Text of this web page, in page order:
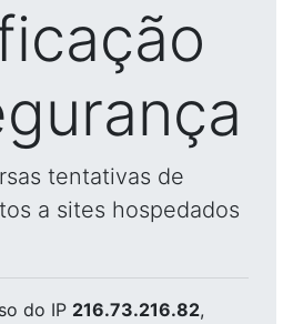
tentativas de
a sites hospedados
do IP 216.73.216.82,